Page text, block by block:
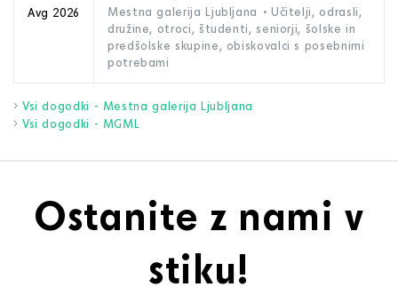
Avg 2026
Mestna galerija Ljubljana • Učitelji, odrasli,
družine, otroci, študenti, seniorji, šolske in
predšolske skupine, obiskovalci s posebnimi
potrebami
Vsi dogodki - Mestna galerija Ljubljana
Vsi dogodki - MGML
Ostanite z nami v
stiku!